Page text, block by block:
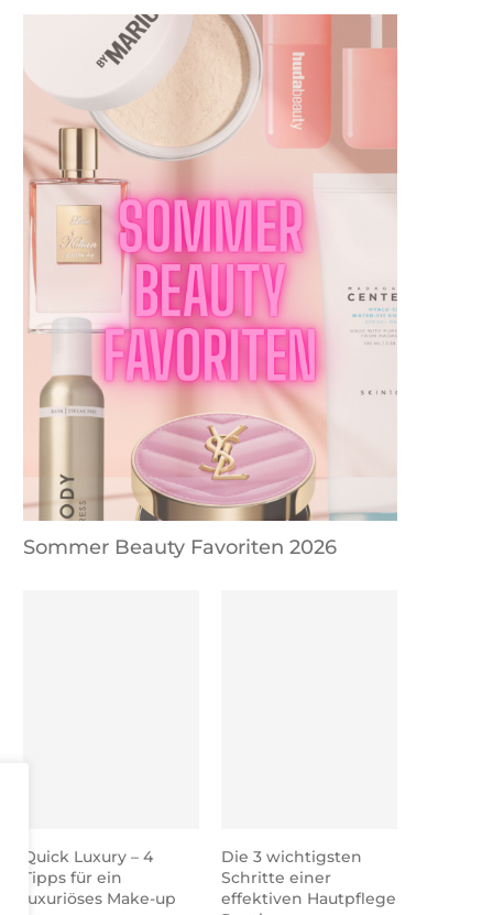
Sommer Beauty Favoriten 2026
Quick Luxury – 4
Tipps für ein
luxuriöses Make-up
Die 3 wichtigsten
Schritte einer
effektiven Hautpflege